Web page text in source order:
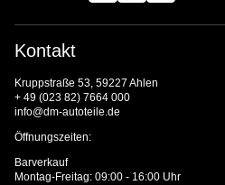
Kontakt
Kruppstraße 53, 59227 Ahlen
+ 49 (023 82) 7664 000
info@dm-autoteile.de
Öffnungszeiten:
Barverkauf
Montag-Freitag: 09:00 - 16:00 Uhr